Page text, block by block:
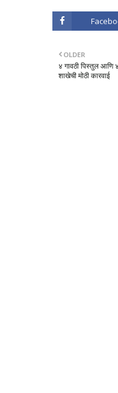
OLDER
४ गावठी पिस्तुल आणि
शाखेची मोठी कारवाई